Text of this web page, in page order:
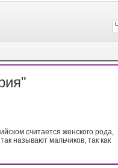
считается женского рода,
называют мальчиков, так как